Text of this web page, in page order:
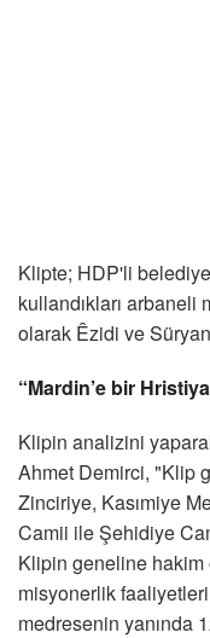
Klipte; HDP'li
kullandıkları arbaneli
olarak Êzidi ve
“Mardin’e bir
Klipin analizini
Ahmet Demirci, "Klip
Zinciriye, Kasımiye
Camii ile Şehidiye
Klipin geneline hakim
misyonerlik
medresenin yanında